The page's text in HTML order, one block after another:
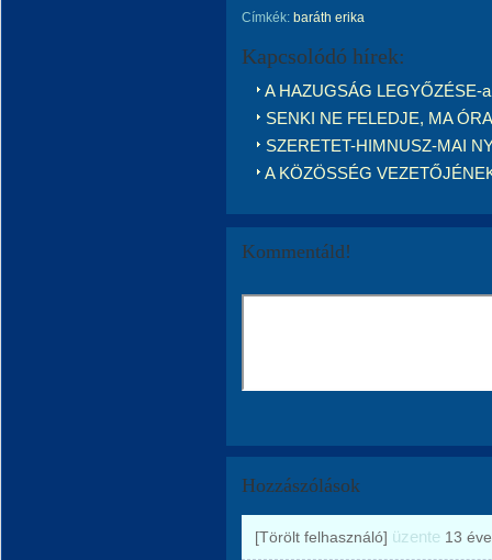
Címkék: baráth erika
Kapcsolódó hírek:
A HAZUGSÁG LEGYŐZÉSE-
SENKI NE FELEDJE, MA
SZERETET-HIMNUSZ-MAI
A KÖZÖSSÉG
Kommentáld!
Hozzászólások
[Törölt felhasználó] üzente 13 éve